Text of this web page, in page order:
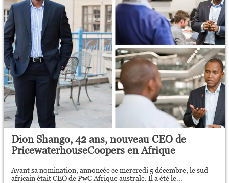
Dion Shango, 42 ans, nouveau CEO de
PricewaterhouseCoopers en Afrique
Avant sa nomination, annoncée ce mercredi 5 décembre, le sud-
africain était CEO de PwC Afrique australe. Il a été le...